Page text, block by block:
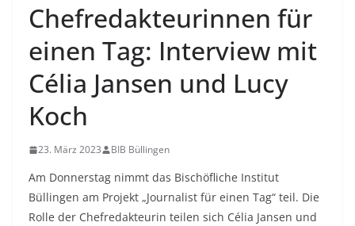
Chefredakteurinnen für
einen Tag: Interview mit
Célia Jansen und Lucy
Koch
23. März 2023 BIB Büllingen
Am Donnerstag nimmt das Bischöfliche Institut
Büllingen am Projekt „Journalist für einen Tag“ teil. Die
Rolle der Chefredakteurin teilen sich Célia Jansen und